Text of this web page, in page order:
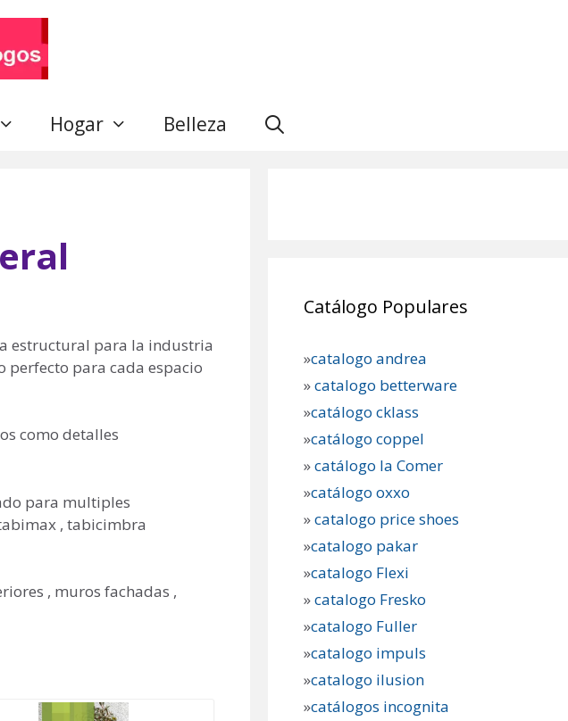
Hogar Belleza
estructural para la industria
perfecto para cada espacio
como detalles
para multiples
, tabicimbra
, muros fachadas ,
Catálogo Populares
»catalogo andrea
»catalogo betterware
»catálogo cklass
»catálogo coppel
»catálogo la Comer
»catálogo oxxo
»catalogo price shoes
»catalogo pakar
»catalogo Flexi
»catalogo Fresko
»catalogo Fuller
»catalogo impuls
»catalogo ilusion
»catálogos incognita